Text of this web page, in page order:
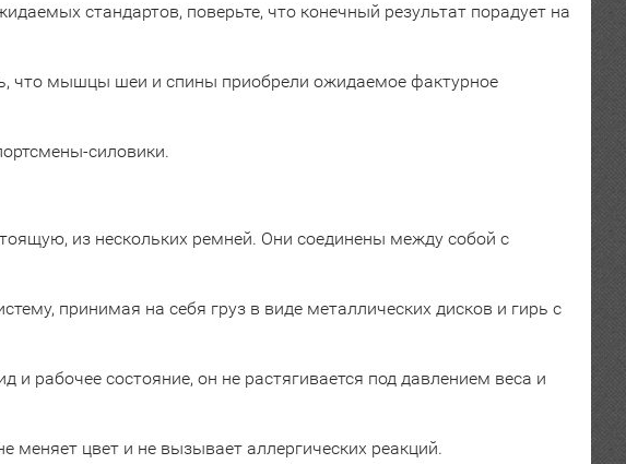
стандартов, поверьте, что конечный результат порадует на
что мышцы шеи и спины приобрели ожидаемое фактурное
силовики.
из нескольких ремней. Они соединены между собой с
принимая на себя груз в виде металлических дисков и гирь с
рабочее состояние, он не растягивается под давлением веса и
меняет цвет и не вызывает аллергических реакций.